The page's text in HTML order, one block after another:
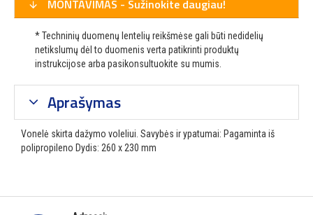
MONTAVIMAS - Sužinokite daugiau!
* Techninių duomenų lentelių reikšmėse gali būti nedidelių
netikslumų dėl to duomenis verta patikrinti produktų
instrukcijose arba pasikonsultuokite su mumis.
Aprašymas
Vonelė skirta dažymo voleliui. Savybės ir ypatumai: Pagaminta iš
polipropileno Dydis: 260 x 230 mm